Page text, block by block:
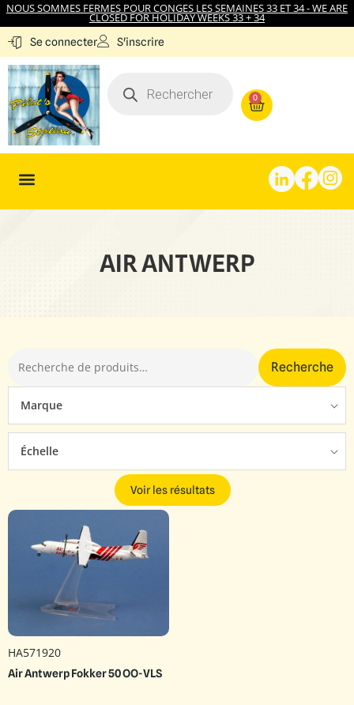
NOUS SOMMES FERMES POUR CONGES LES SEMAINES 33 ET 34 - WE ARE
CLOSED FOR HOLIDAY WEEKS 33 + 34
Se connecter S'inscrire
0
AIR ANTWERP
Recherche
Marque
Échelle
Voir les résultats
HA571920
Air Antwerp Fokker 50 OO-VLS